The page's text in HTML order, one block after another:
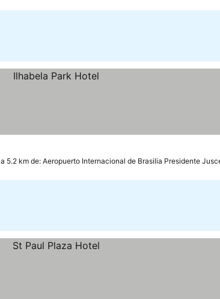
a 5.2 km de: Aeropuerto Internacional de Brasilia Presidente